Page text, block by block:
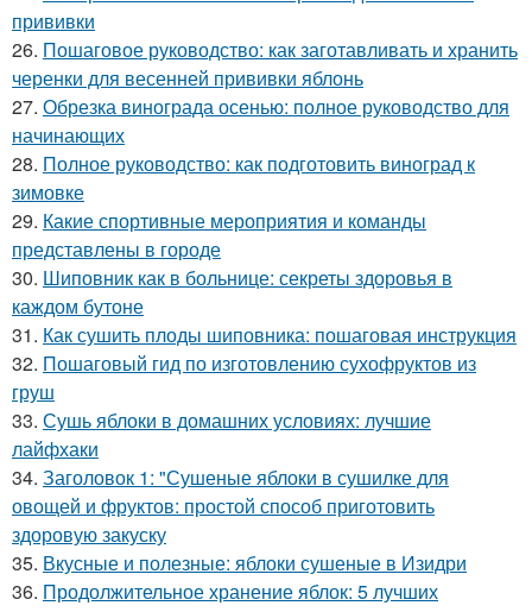
прививки
26. Пошаговое руководство: как заготавливать и хранить
черенки для весенней прививки яблонь
27. Обрезка винограда осенью: полное руководство для
начинающих
28. Полное руководство: как подготовить виноград к
зимовке
29. Какие спортивные мероприятия и команды
представлены в городе
30. Шиповник как в больнице: секреты здоровья в
каждом бутоне
31. Как сушить плоды шиповника: пошаговая инструкция
32. Пошаговый гид по изготовлению сухофруктов из
груш
33. Сушь яблоки в домашних условиях: лучшие
лайфхаки
34. Заголовок 1: "Сушеные яблоки в сушилке для
овощей и фруктов: простой способ приготовить
здоровую закуску
35. Вкусные и полезные: яблоки сушеные в Изидри
36. Продолжительное хранение яблок: 5 лучших